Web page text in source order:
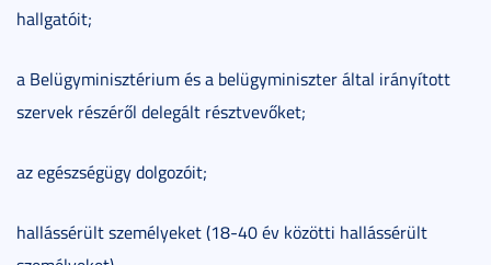
hallgatóit;
a Belügyminisztérium és a belügyminiszter által irányított
szervek részéről delegált résztvevőket;
az egészségügy dolgozóit;
hallássérült személyeket (18-40 év közötti hallássérült